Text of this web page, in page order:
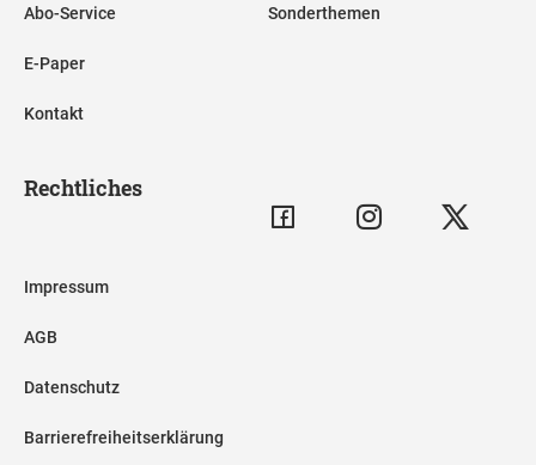
Abo-Service
E-Paper
Kontakt
Sonderthemen
Rechtliches
Impressum
AGB
Datenschutz
Barrierefreiheitserklärung